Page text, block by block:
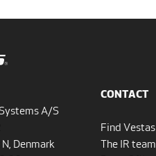
A/S
Denmark
CONTACT
Find Vestas
The IR team